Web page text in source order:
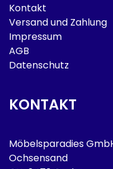
Kontakt
Versand und Zahlung
Impressum
AGB
Datenschutz
KONTAKT
Möbelsparadies
Ochsensand